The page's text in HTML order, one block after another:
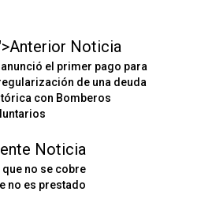
Noticia
anunció el primer pago para
de una deuda
con Bomberos
Noticia
no se cobre
no es prestado